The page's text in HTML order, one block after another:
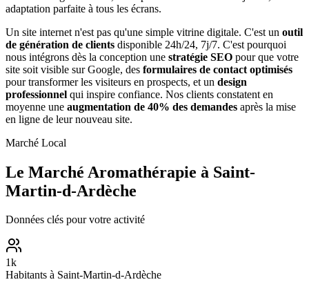
adaptation parfaite à tous les écrans.
Un site internet n'est pas qu'une simple vitrine digitale. C'est un outil
de génération de clients disponible 24h/24, 7j/7. C'est pourquoi
nous intégrons dès la conception une stratégie SEO pour que votre
site soit visible sur Google, des formulaires de contact optimisés
pour transformer les visiteurs en prospects, et un design
professionnel qui inspire confiance. Nos clients constatent en
moyenne une augmentation de 40% des demandes après la mise
en ligne de leur nouveau site.
Marché Local
Le Marché Aromathérapie à Saint-
Martin-d-Ardèche
Données clés pour votre activité
1k
Habitants à Saint-Martin-d-Ardèche